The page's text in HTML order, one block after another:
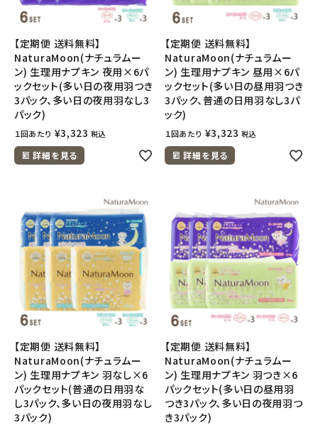
【定期便 送料無料】
NaturaMoon(ナチュラムー
ン) 生理用ナプキン 夜用×6パ
ックセット(多い日の夜用羽つき
3パック、多い日の夜用羽なし3
パック)
１回あたり ¥3,323 税込
詳細を見る
【定期便 送料無料】
NaturaMoon(ナチュラムー
ン) 生理用ナプキン 昼用×6パ
ックセット(多い日の昼用羽つき
3パック、普通の日用羽なし3パ
ック)
１回あたり ¥3,323 税込
詳細を見る
【定期便 送料無料】
NaturaMoon(ナチュラムー
ン) 生理用ナプキン 羽なし×6
パックセット(普通の日用羽な
し3パック、多い日の夜用羽なし
3パック)
【定期便 送料無料】
NaturaMoon(ナチュラムー
ン) 生理用ナプキン 羽つき×6
パックセット(多い日の昼用羽
つき3パック、多い日の夜用羽つ
き3パック)